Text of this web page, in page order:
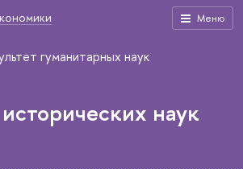
Меню
гуманитарных наук
наук